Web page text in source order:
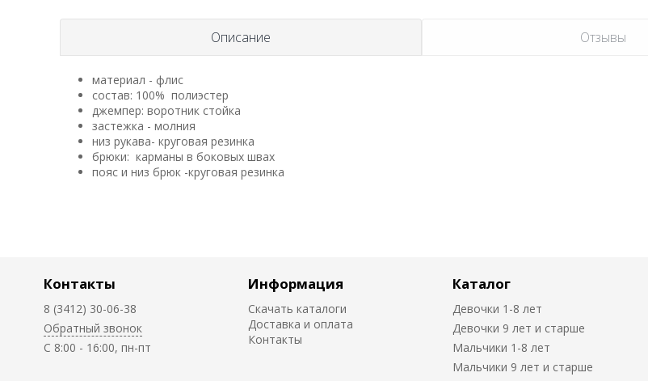
Описание Отзывы
материал - флис
состав: 100% полиэстер
джемпер: воротник стойка
застежка - молния
низ рукава- круговая резинка
брюки: карманы в боковых швах
пояс и низ брюк -круговая резинка
Контакты
8 (3412) 30-06-38
Обратный звонок
C 8:00 - 16:00, пн-пт
Информация
Скачать каталоги
Доставка и оплата
Контакты
Каталог
Девочки 1-8 лет
Девочки 9 лет и старше
Мальчики 1-8 лет
Мальчики 9 лет и старше